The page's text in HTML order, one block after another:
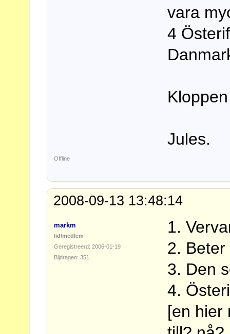
vara
4
Jules.
Offline
2008-09-13 13:48:14
markm
lid/medlem
Geregistreerd: 2006-01-19
Bijdragen: 351
1.
2.
3. Den
4.
[en hier